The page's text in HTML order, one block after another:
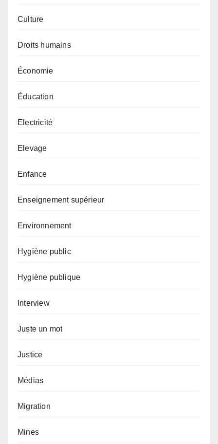
Culture
Droits humains
Économie
Éducation
Electricité
Elevage
Enfance
Enseignement supérieur
Environnement
Hygiène public
Hygiène publique
Interview
Juste un mot
Justice
Médias
Migration
Mines